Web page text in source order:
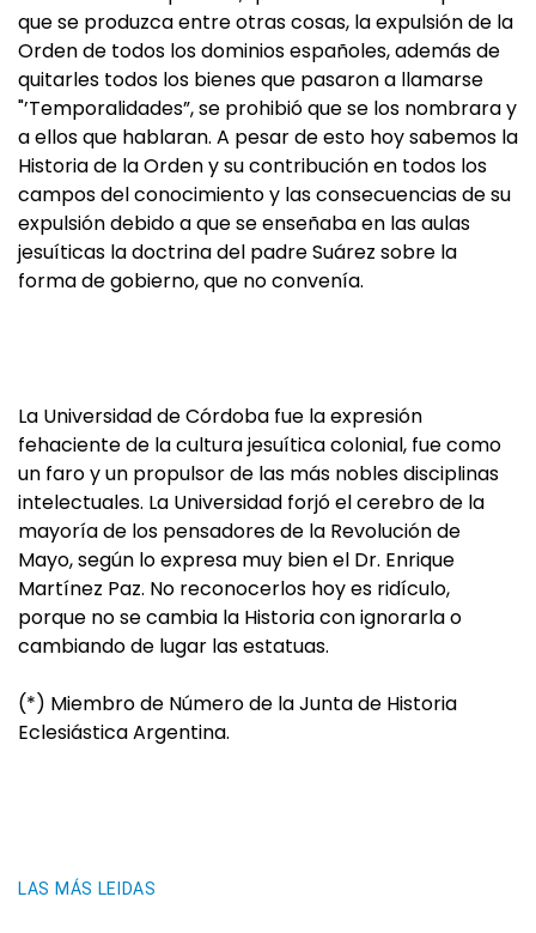
que se produzca entre otras cosas, la expulsión de la
Orden de todos los dominios españoles, además de
quitarles todos los bienes que pasaron a llamarse
"’Temporalidades”, se prohibió que se los nombrara y
a ellos que hablaran. A pesar de esto hoy sabemos la
Historia de la Orden y su contribución en todos los
campos del conocimiento y las consecuencias de su
expulsión debido a que se enseñaba en las aulas
jesuíticas la doctrina del padre Suárez sobre la
forma de gobierno, que no convenía.
La Universidad de Córdoba fue la expresión
fehaciente de la cultura jesuítica colonial, fue como
un faro y un propulsor de las más nobles disciplinas
intelectuales. La Universidad forjó el cerebro de la
mayoría de los pensadores de la Revolución de
Mayo, según lo expresa muy bien el Dr. Enrique
Martínez Paz. No reconocerlos hoy es ridículo,
porque no se cambia la Historia con ignorarla o
cambiando de lugar las estatuas.
(*) Miembro de Número de la Junta de Historia
Eclesiástica Argentina.
LAS MÁS LEIDAS